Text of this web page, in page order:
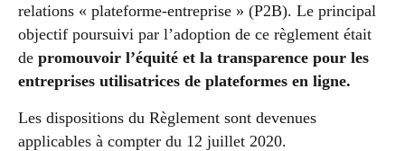
relations « plateforme-entreprise » (P2B). Le principal
objectif poursuivi par l’adoption de ce règlement était
de promouvoir l’équité et la transparence pour les
entreprises utilisatrices de plateformes en ligne.
Les dispositions du Règlement sont devenues
applicables à compter du 12 juillet 2020.